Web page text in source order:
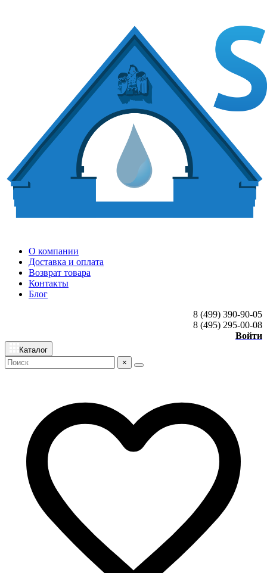
О компании
Доставка и оплата
Возврат товара
Контакты
Блог
8 (499) 390-90-05
8 (495) 295-00-08
Войти
Каталог
×